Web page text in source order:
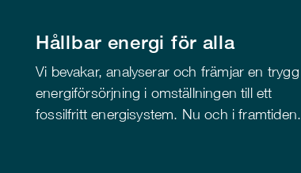
Hållbar energi för alla
Vi bevakar, analyserar och främjar en trygg
energiförsörjning i omställningen till ett
fossilfritt energisystem. Nu och i framtiden.